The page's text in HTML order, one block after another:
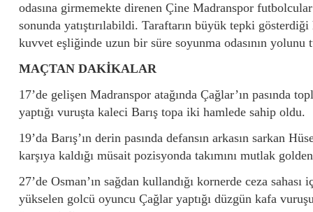
odasına girmemekte direnen Çine Madranspor
sonunda yatıştırılabildi. Taraftarın büyük tepki
kuvvet eşliğinde uzun bir süre soyunma odasının yolunu
MAÇTAN DAKİKALAR
17’de gelişen Madranspor atağında Çağlar’ın pasında
yaptığı vuruşta kaleci Barış topa iki hamlede sahip oldu.
19’da Barış’ın derin pasında defansın arkasın sarkan
karşıya kaldığı müsait pozisyonda takımını mutlak
27’de Osman’ın sağdan kullandığı kornerde ceza sahası
yükselen golcü oyuncu Çağlar yaptığı düzgün kafa